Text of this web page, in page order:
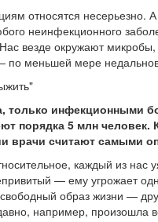
относятся несерьезно.
неинфекционного
везде окружают микробы,
по меньшей мере
только инфекционными
порядка 5 млн человек.
врачи считают самыми
каждый из нас
— ему угрожает
образ жизни —
например, произошла